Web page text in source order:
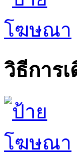
วิธีการ